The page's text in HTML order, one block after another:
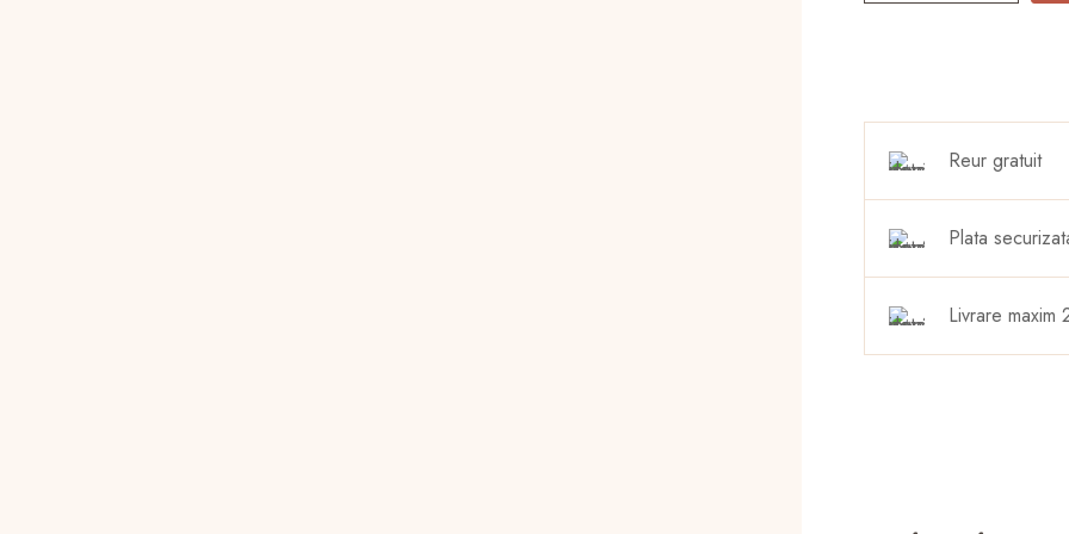
ring
Reur gratuit
Plata
Livrare maxim